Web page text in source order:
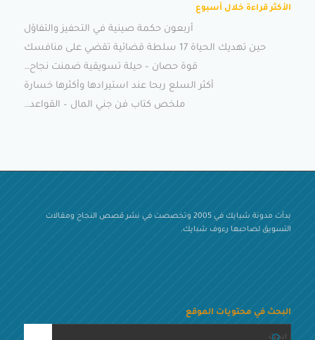
الأكثر قراءة خلال أسبوع
أربعون حكمة صينية في التحفيز والتفاؤل
حين تهديك الحياة 17 سلطة قضائية تقضي على منافسك
قوة حصان – حيلة تسويقية ضمنت نجاح…
أكثر السلع ربحا عند استيرادها وأكثرها خسارة
ملخص كتاب فن جني المال – القواعد…
بدأت مدونة شبايك في 2005 وتخصصت في نشر قصص النجاح ومقالات
التسويق لصاحبها رءوف شبايك.
البحث في محتويات الموقع